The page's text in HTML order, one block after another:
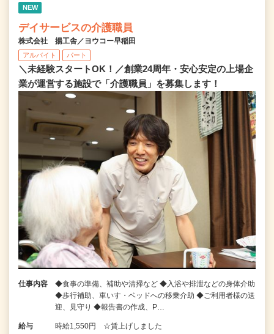
NEW
デイサービスの介護職員
株式会社 揚工舎／ヨウコー早稲田
アルバイト パート
＼未経験スタートOK！／創業24周年・安心安定の上場企
業が運営する施設で「介護職員」を募集します！
仕事内容
◆食事の準備、補助や清掃など ◆入浴や排泄などの身体介助
◆歩行補助、車いす・ベッドへの移乗介助 ◆ご利用者様の送
迎、見守り ◆報告書の作成、P…
給与 時給1,550円 ☆賃上げしました